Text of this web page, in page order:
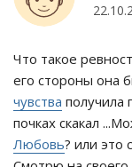
Что такое
его стороны она
чувства получила
почках скакал
Любовь? или это